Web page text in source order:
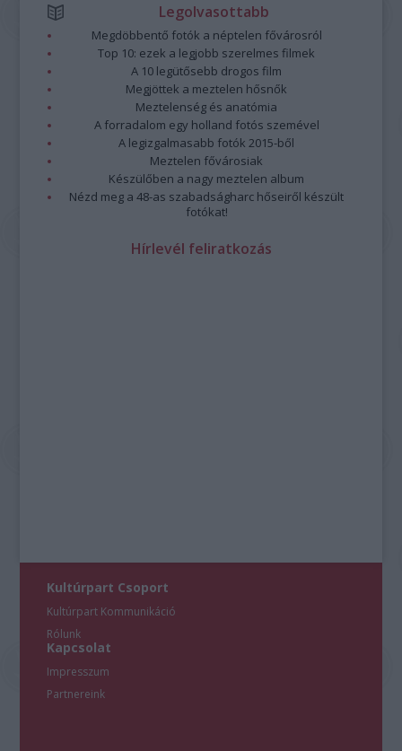
Legolvasottabb
Megdöbbentő fotók a néptelen fővárosról
Top 10: ezek a legjobb szerelmes filmek
A 10 legütősebb drogos film
Megjöttek a meztelen hősnők
Meztelenség és anatómia
A forradalom egy holland fotós szemével
A legizgalmasabb fotók 2015-ből
Meztelen fővárosiak
Készülőben a nagy meztelen album
Nézd meg a 48-as szabadságharc hőseiről készült
fotókat!
Hírlevél feliratkozás
Kultúrpart Csoport
Kultúrpart Kommunikáció
Rólunk
Kapcsolat
Impresszum
Partnereink